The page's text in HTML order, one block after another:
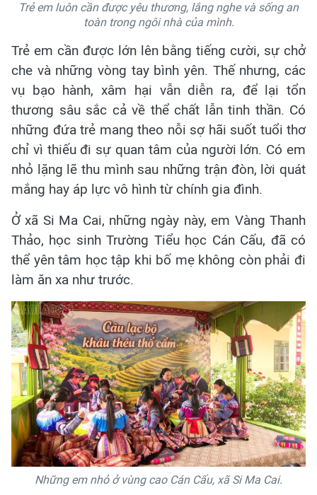
Trẻ em luôn cần được yêu thương, lắng nghe và sống an
toàn trong ngôi nhà của mình.
Trẻ em cần được lớn lên bằng tiếng cười, sự chở
che và những vòng tay bình yên. Thế nhưng, các
vụ bạo hành, xâm hại vẫn diễn ra, để lại tổn
thương sâu sắc cả về thể chất lẫn tinh thần. Có
những đứa trẻ mang theo nỗi sợ hãi suốt tuổi thơ
chỉ vì thiếu đi sự quan tâm của người lớn. Có em
nhỏ lặng lẽ thu mình sau những trận đòn, lời quát
mắng hay áp lực vô hình từ chính gia đình.
Ở xã Si Ma Cai, những ngày này, em Vàng Thanh
Thảo, học sinh Trường Tiểu học Cán Cấu, đã có
thể yên tâm học tập khi bố mẹ không còn phải đi
làm ăn xa như trước.
Những em nhỏ ở vùng cao Cán Cấu, xã Si Ma Cai.